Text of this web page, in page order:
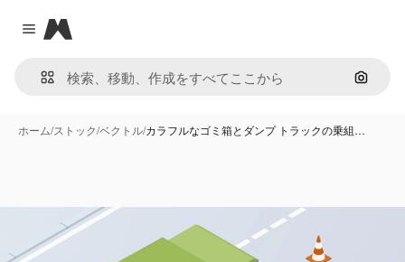
Close menu
Magnific
画像で
ホーム/ストック/ベクトル/カラフルなゴミ箱とダンプ トラックの乗組…